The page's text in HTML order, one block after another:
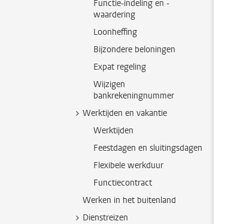
Functie-indeling en -
waardering
Loonheffing
Bijzondere beloningen
Expat regeling
Wijzigen
bankrekeningnummer
Werktijden en vakantie
Werktijden
Feestdagen en sluitingsdagen
Flexibele werkduur
Functiecontract
Werken in het buitenland
Dienstreizen